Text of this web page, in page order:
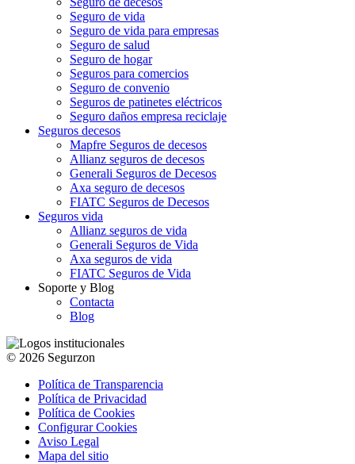
Seguro de vida
Seguro de vida para empresas
Seguro de salud
Seguro de hogar
Seguros para comercios
Seguro de convenio
Seguros de patinetes eléctricos
Seguro daños empresa reciclaje
Seguros decesos
Mapfre Seguros de decesos
Allianz seguros de decesos
Generali Seguros de Decesos
Axa seguro de decesos
FIATC Seguros de Decesos
Seguros vida
Allianz seguros de vida
Generali Seguros de Vida
Axa seguros de vida
FIATC Seguros de Vida
Soporte y Blog
Contacta
Blog
© 2026 Segurzon
Política de Transparencia
Política de Privacidad
Política de Cookies
Configurar Cookies
Aviso Legal
Mapa del sitio